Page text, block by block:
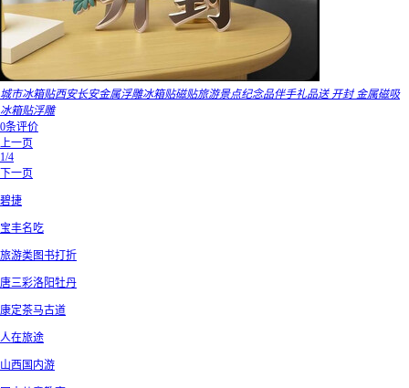
城市冰箱贴西安长安金属浮雕冰箱贴磁贴旅游景点纪念品伴手礼品送 开封 金属磁吸
冰箱贴浮雕
0条评价
上一页
1/4
下一页
碧捷
宝丰名吃
旅游类图书打折
唐三彩洛阳牡丹
康定茶马古道
人在旅途
山西国内游